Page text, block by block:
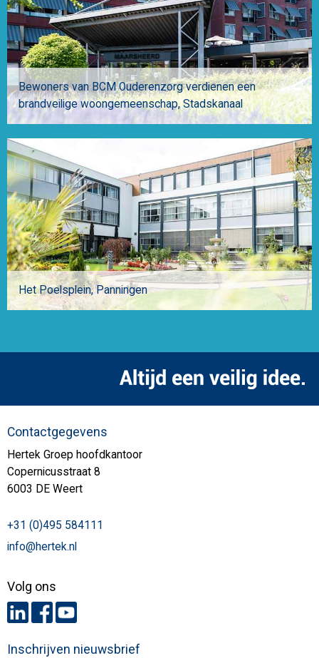
Bewoners van BCM Ouderenzorg verdienen een
brandveilige woongemeenschap Stadskanaal
Het Poelsplein Panningen
Contactgegevens
Hertek Groep hoofdkantoor
Copernicusstraat 8
6003 DE Weert
+31 (0)495 584111
info@hertek.nl
Volg ons
Inschrijven nieuwsbrief